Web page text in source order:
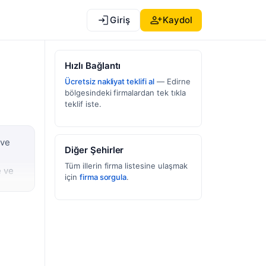
Giriş Kaydol
ve
Hızlı Bağlantı
Ücretsiz nakliyat teklifi al— Edirne
bölgesindeki firmalardan tek tıkla
teklif iste.
Diğer Şehirler
Tüm illerin firma listesine ulaşmak
için firma sorgula.